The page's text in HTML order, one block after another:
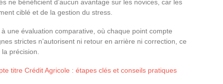
ne bénéficient d’aucun avantage sur les novices, car les
ciblé et de la gestion du stress.
une évaluation comparative, où chaque point compte
strictes n’autorisent ni retour en arrière ni correction, ce
précision.
titre Crédit Agricole : étapes clés et conseils pratiques